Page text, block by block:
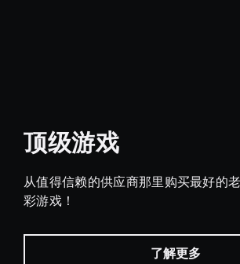
顶级游戏
从值得信赖的供应商那里购买最好的
彩游戏！
了解更多